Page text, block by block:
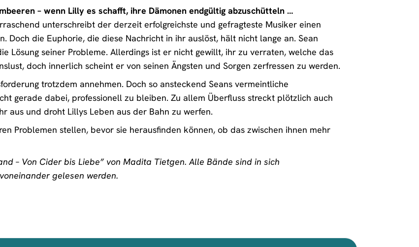
– wenn Lilly es schafft, ihre Dämonen endgültig abzuschütteln …
unterschreibt der derzeit erfolgreichste und gefragteste Musiker einen
Doch die Euphorie, die diese Nachricht in ihr auslöst, hält nicht lange an. Sean
Lösung seiner Probleme. Allerdings ist er nicht gewillt, ihr zu verraten, welche das
doch innerlich scheint er von seinen Ängsten und Sorgen zerfressen zu werden.
trotzdem annehmen. Doch so ansteckend Seans vermeintliche
gerade dabei, professionell zu bleiben. Zu allem Überfluss streckt plötzlich auch
aus und droht Lillys Leben aus der Bahn zu werfen.
Problemen stellen, bevor sie herausfinden können, ob das zwischen ihnen mehr
– Von Cider bis Liebe” von Madita Tietgen. Alle Bände sind in sich
gelesen werden.